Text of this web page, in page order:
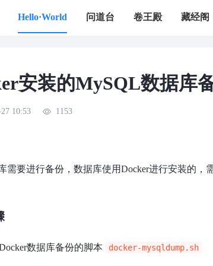
Hello·World 问道台 卷王殿 藏经阁
安装的MySQL数据库
10:53 1153
需要进行备份，数据库使用Docker进行安装的
数据库备份的脚本 docker-mysqldump.sh